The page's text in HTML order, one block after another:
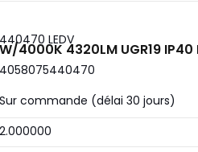
440470 LEDV
4058075440470
Sur commande (délai 30 jours)
2.000000
4000K 4320LM UGR19 IP40